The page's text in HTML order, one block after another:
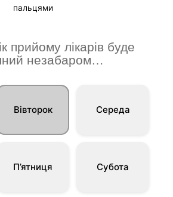
пальцями
прийому лікарів буде
незабаром…
Вівторок Середа
П’ятниця Субота